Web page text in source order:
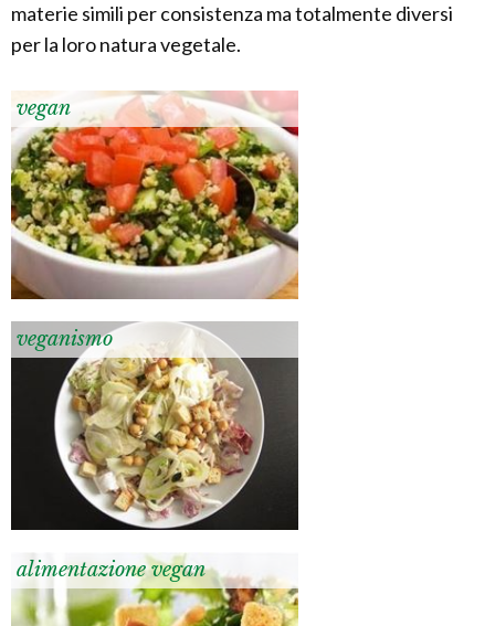
materie simili per consistenza ma totalmente diversi
per la loro natura vegetale.
vegan
veganismo
alimentazione vegan